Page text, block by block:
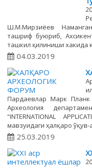
Ш.М.Мирзиёев
ташриф буюриб,
ташкил қилиниши хакида
04.03.2019
Пардаевлар Марк
Археология
“INTERNATIONAL
мавзуидаги ҳалқаро
25.03.2019